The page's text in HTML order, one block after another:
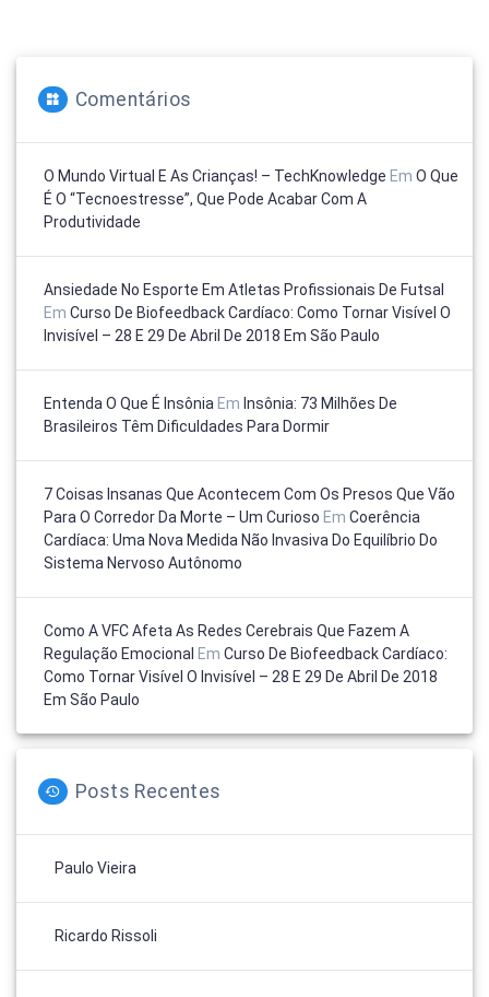
Comentários
O Mundo Virtual E As Crianças! – TechKnowledge Em O Que
É O “tecnoestresse”, Que Pode Acabar Com A
Produtividade
Ansiedade No Esporte Em Atletas Profissionais De Futsal
Em Curso De Biofeedback Cardíaco: Como Tornar Visível O
Invisível – 28 E 29 De Abril De 2018 Em São Paulo
Entenda O Que É Insônia Em Insônia: 73 Milhões De
Brasileiros Têm Dificuldades Para Dormir
7 Coisas Insanas Que Acontecem Com Os Presos Que Vão
Para O Corredor Da Morte – Um Curioso Em Coerência
Cardíaca: Uma Nova Medida Não Invasiva Do Equilíbrio Do
Sistema Nervoso Autônomo
Como A VFC Afeta As Redes Cerebrais Que Fazem A
Regulação Emocional Em Curso De Biofeedback Cardíaco:
Como Tornar Visível O Invisível – 28 E 29 De Abril De 2018
Em São Paulo
Posts Recentes
Paulo Vieira
Ricardo Rissoli